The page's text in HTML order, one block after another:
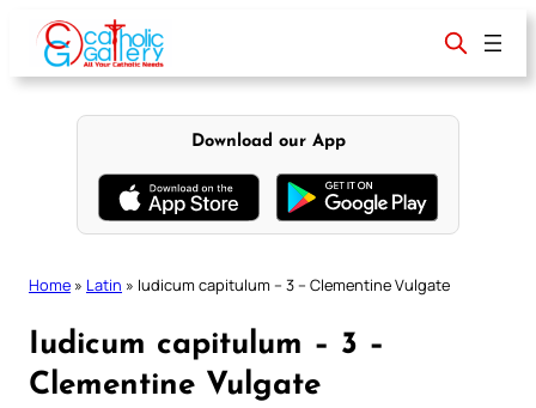
content
Download our App
Home » Latin » Iudicum capitulum – 3 – Clementine Vulgate
Iudicum capitulum – 3 –
Clementine Vulgate